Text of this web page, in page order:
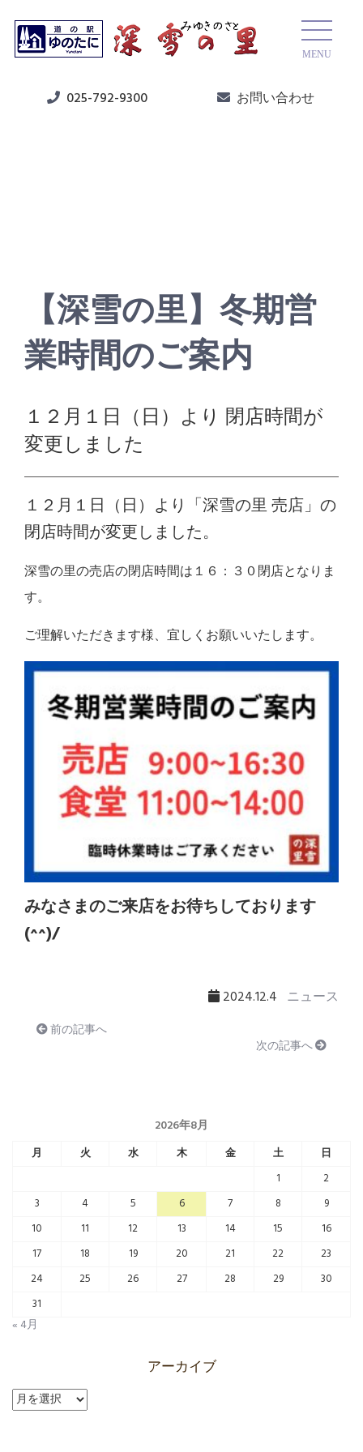
MENU
025-792-9300 お問い合わせ
【深雪の里】冬期営
業時間のご案内
１２月１日（日）より 閉店時間が
変更しました
１２月１日（日）より「深雪の里 売店」の
閉店時間が変更しました。
深雪の里の売店の閉店時間は１６：３０閉店となりま
す。
ご理解いただきます様、宜しくお願いいたします。
みなさまのご来店をお待ちしております
(^^)/
2024.12.4 ニュース
前の記事へ
次の記事へ
2026年8月
月 火 水 木 金 土
日
1
2
3
4 5 6 7 8
9
10
11 12 13 14 15
16
17
18 19 20 21 22
23
24
25 26 27 28 29
30
31
« 4月
アーカイブ
ア
ー